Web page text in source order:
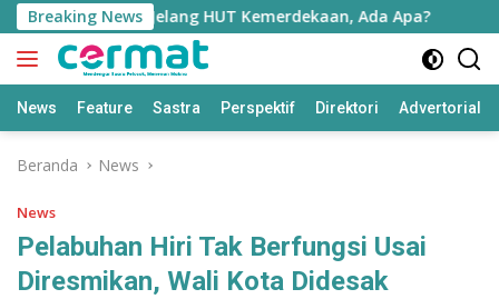
Langsung
ke
konten
Breaking News
Morotai Jelang HUT Kemerdekaan, Ada Apa?
News Feature Sastra Perspektif Direktori Advertorial
Beranda News
News
Pelabuhan Hiri Tak Berfungsi Usai
Diresmikan, Wali Kota Didesak